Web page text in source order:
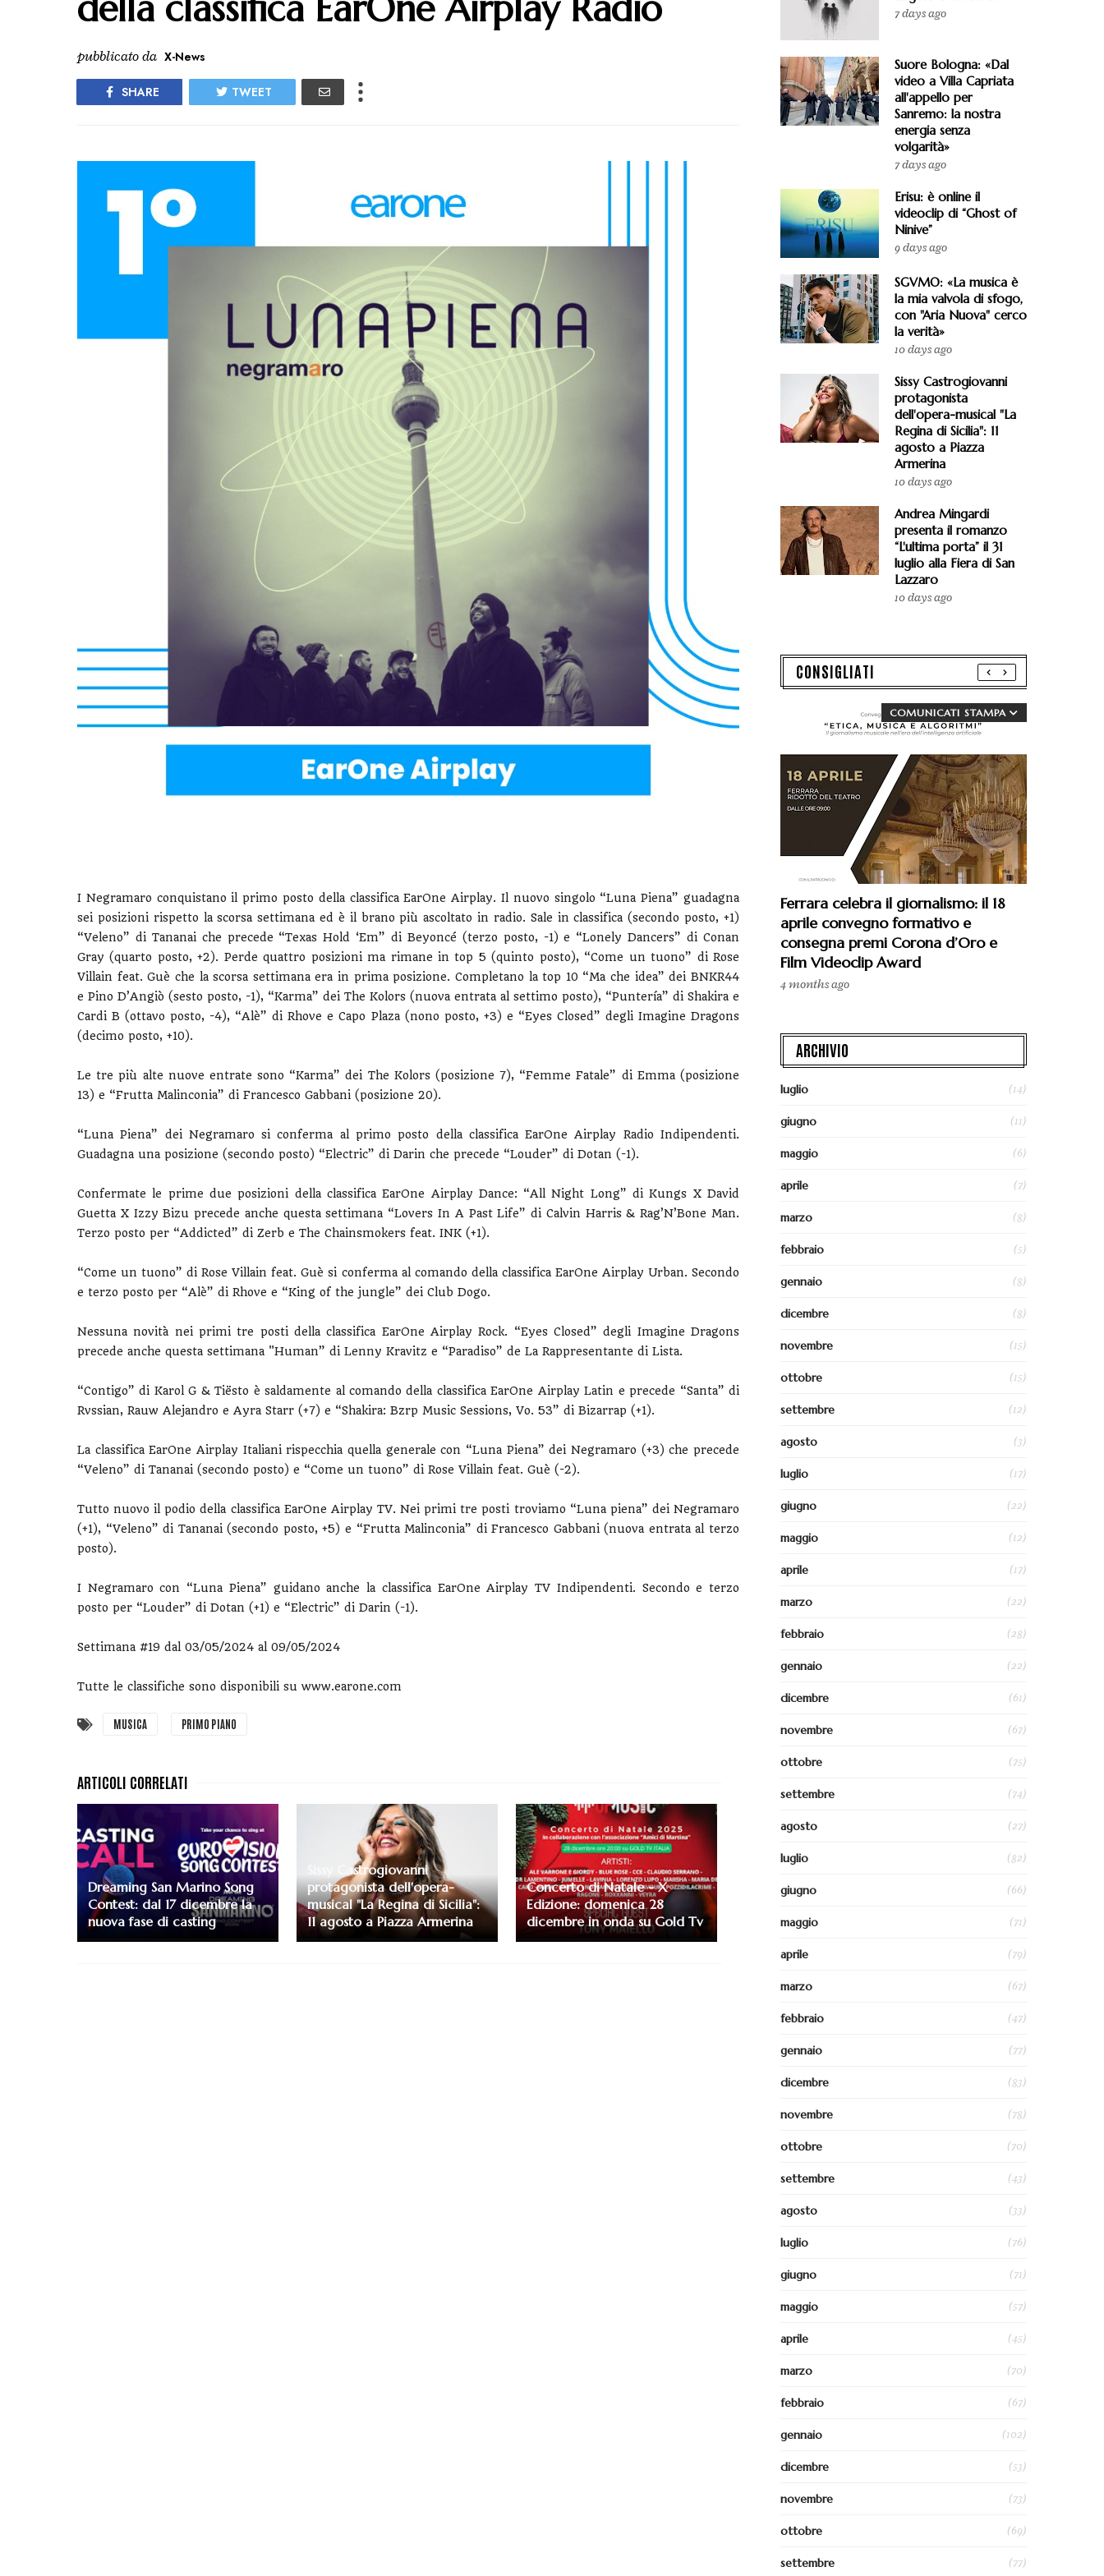
pubblicato da X-News
SHARE TWEET
I Negramaro conquistano il primo posto della classifica EarOne Airplay. Il nuovo singolo “Luna Piena” guadagna
sei posizioni rispetto la scorsa settimana ed è il brano più ascoltato in radio. Sale in classifica (secondo posto, +1)
“Veleno” di Tananai che precede “Texas Hold ‘Em” di Beyoncé (terzo posto, -1) e “Lonely Dancers” di Conan
Gray (quarto posto, +2). Perde quattro posizioni ma rimane in top 5 (quinto posto), “Come un tuono” di Rose
Villain feat. Guè che la scorsa settimana era in prima posizione. Completano la top 10 “Ma che idea” dei BNKR44
e Pino D’Angiò (sesto posto, -1), “Karma” dei The Kolors (nuova entrata al settimo posto), “Puntería” di Shakira e
Cardi B (ottavo posto, -4), “Alè” di Rhove e Capo Plaza (nono posto, +3) e “Eyes Closed” degli Imagine Dragons
(decimo posto, +10).
Le tre più alte nuove entrate sono “Karma” dei The Kolors (posizione 7), “Femme Fatale” di Emma (posizione
13) e “Frutta Malinconia” di Francesco Gabbani (posizione 20).
“Luna Piena” dei Negramaro si conferma al primo posto della classifica EarOne Airplay Radio Indipendenti.
Guadagna una posizione (secondo posto) “Electric” di Darin che precede “Louder” di Dotan (-1).
Confermate le prime due posizioni della classifica EarOne Airplay Dance: “All Night Long” di Kungs X David
Guetta X Izzy Bizu precede anche questa settimana “Lovers In A Past Life” di Calvin Harris & Rag’N’Bone Man.
Terzo posto per “Addicted” di Zerb e The Chainsmokers feat. INK (+1).
“Come un tuono” di Rose Villain feat. Guè si conferma al comando della classifica EarOne Airplay Urban. Secondo
e terzo posto per “Alè” di Rhove e “King of the jungle” dei Club Dogo.
Nessuna novità nei primi tre posti della classifica EarOne Airplay Rock. “Eyes Closed” degli Imagine Dragons
precede anche questa settimana "Human” di Lenny Kravitz e “Paradiso” de La Rappresentante di Lista.
“Contigo” di Karol G & Tiësto è saldamente al comando della classifica EarOne Airplay Latin e precede “Santa” di
Rvssian, Rauw Alejandro e Ayra Starr (+7) e “Shakira: Bzrp Music Sessions, Vo. 53” di Bizarrap (+1).
La classifica EarOne Airplay Italiani rispecchia quella generale con “Luna Piena” dei Negramaro (+3) che precede
“Veleno” di Tananai (secondo posto) e “Come un tuono” di Rose Villain feat. Guè (-2).
Tutto nuovo il podio della classifica EarOne Airplay TV. Nei primi tre posti troviamo “Luna piena” dei Negramaro
(+1), “Veleno” di Tananai (secondo posto, +5) e “Frutta Malinconia” di Francesco Gabbani (nuova entrata al terzo
posto).
I Negramaro con “Luna Piena” guidano anche la classifica EarOne Airplay TV Indipendenti. Secondo e terzo
posto per “Louder” di Dotan (+1) e “Electric” di Darin (-1).
Settimana #19 dal 03/05/2024 al 09/05/2024
Tutte le classifiche sono disponibili su www.earone.com
MUSICA PRIMO PIANO
Dreaming San Marino Song
Contest: dal 17 dicembre la
nuova fase di casting
Sissy Castrogiovanni
protagonista dell'opera-
musical "La Regina di Sicilia":
11 agosto a Piazza Armerina
Concerto di Natale - X
Edizione: domenica 28
dicembre in onda su Gold Tv
7 days ago
Suore Bologna: «Dal
video a Villa Capriata
all'appello per
Sanremo: la nostra
energia senza
volgarità»
7 days ago
Erisu: è online il
videoclip di “Ghost of
Ninive”
9 days ago
SGVMO: «La musica è
la mia valvola di sfogo,
con "Aria Nuova" cerco
la verità»
10 days ago
Sissy Castrogiovanni
protagonista
dell'opera-musical "La
Regina di Sicilia": 11
agosto a Piazza
Armerina
10 days ago
Andrea Mingardi
presenta il romanzo
“L'ultima porta” il 31
luglio alla Fiera di San
Lazzaro
10 days ago
CONSIGLIATI
COMUNICATI STAMPA
Ferrara celebra il giornalismo: il 18
aprile convegno formativo e
consegna premi Corona d’Oro e
Film Videoclip Award
4 months ago
ARCHIVIO
luglio (14)
giugno (11)
maggio (6)
aprile (7)
marzo (8)
febbraio (5)
gennaio (8)
dicembre (8)
novembre (15)
ottobre (15)
settembre (12)
agosto (3)
luglio (17)
giugno (22)
maggio (12)
aprile (17)
marzo (22)
febbraio (28)
gennaio (22)
dicembre (61)
novembre (67)
ottobre (75)
settembre (74)
agosto (27)
luglio (82)
giugno (66)
maggio (71)
aprile (79)
marzo (67)
febbraio (47)
gennaio (77)
dicembre (83)
novembre (78)
ottobre (70)
settembre (43)
agosto (33)
luglio (76)
giugno (71)
maggio (57)
aprile (45)
marzo (70)
febbraio (67)
gennaio (102)
dicembre (53)
novembre (73)
ottobre (69)
settembre (77)